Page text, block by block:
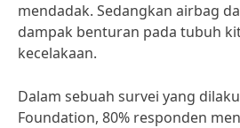
mendadak. Sedangkan airbag
dampak benturan pada tubuh
kecelakaan.
Dalam sebuah survei yang
Foundation, 80% responden